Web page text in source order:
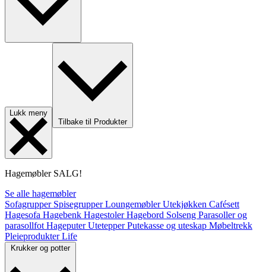
Lukk meny
Tilbake til Produkter
Hagemøbler SALG!
Se alle hagemøbler
Sofagrupper SpisegrupperLoungemøblerUtekjøkken Cafésett
Hagesofa Hagebenk HagestolerHagebord Solseng Parasoller og
parasollfot HageputerUtetepperPutekasse og uteskap Møbeltrekk
PleieprodukterLife
Krukker og potter